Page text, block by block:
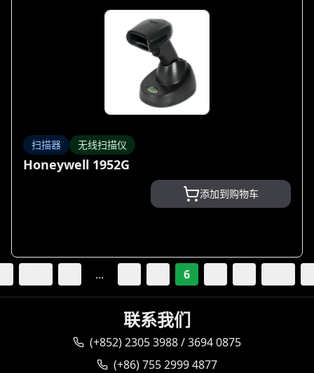
扫描器 无线扫描仪
Honeywell 1952G
添加到购物车
... 6
联系我们
(+852) 2305 3988 / 3694 0875
(+86) 755 2999 4877